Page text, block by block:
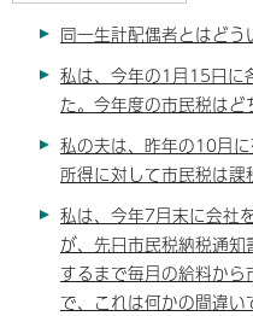
同一生計配偶者とはどう
私は、今年の1月15日に
た。今年度の市民税はど
私の夫は、昨年の10月
所得に対して市民税は課
私は、今年7月末に会社
が、先日市民税納税通
するまで毎月の給料か
で、これは何かの間違い